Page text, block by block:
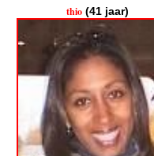
thio(41 jaar)